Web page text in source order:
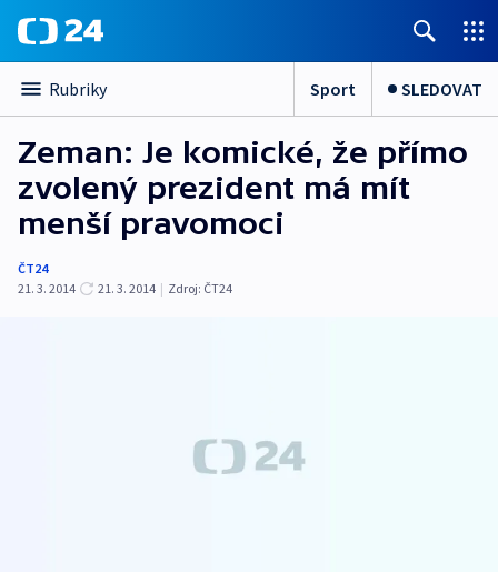
Rubriky Sport SLEDOVAT
Zeman: Je komické, že přímo
zvolený prezident má mít
menší pravomoci
ČT24
21. 3. 2014
21. 3. 2014 | Zdroj: ČT24